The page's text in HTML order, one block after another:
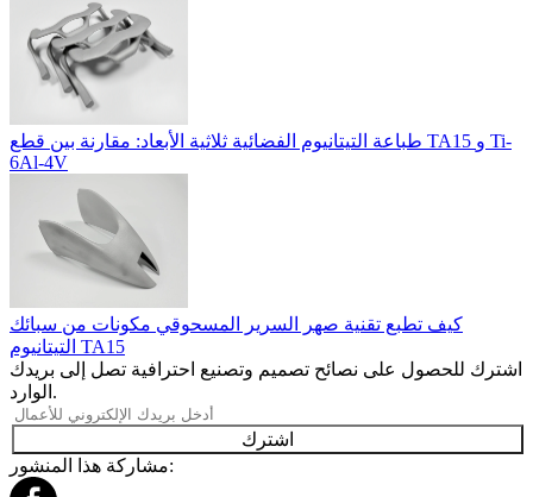
طباعة التيتانيوم الفضائية ثلاثية الأبعاد: مقارنة بين قطع TA15 و Ti-
6Al-4V
كيف تطبع تقنية صهر السرير المسحوقي مكونات من سبائك
التيتانيوم TA15
اشترك للحصول على نصائح تصميم وتصنيع احترافية تصل إلى بريدك
الوارد.
اشترك
مشاركة هذا المنشور: